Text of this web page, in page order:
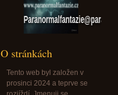
Paranormalfantazie@paranormalfantazie.cz
O stránkách
Tento web byl založen v
prosinci 2024 a teprve se